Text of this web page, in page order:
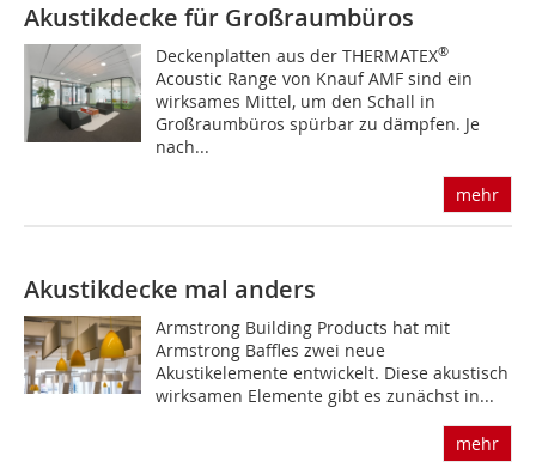
Akustikdecke für Großraumbüros
Deckenplatten aus der THERMATEX®
Acoustic Range von Knauf AMF sind ein
wirksames Mittel, um den Schall in
Großraumbüros spürbar zu dämpfen. Je
nach...
mehr
Akustikdecke mal anders
Armstrong Building Products hat mit
Armstrong Baffles zwei neue
Akustikelemente entwickelt. Diese akustisch
wirksamen Elemente gibt es zunächst in...
mehr